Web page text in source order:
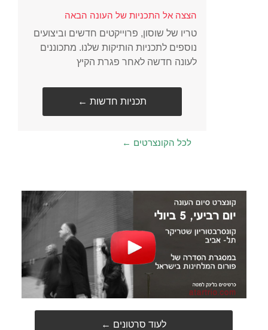
הצצה אל התכניות של העונה הבאה
טריו של שוסון, פרוייקטים חדשים וביצועים
נוספים לתכניות הותיקות שלנו. מתכוננים
לעונה חדשה לאחר פגרת הקיץ
← תכניות חדשות
← לכל הקונצרטים
← לעוד סרטונים